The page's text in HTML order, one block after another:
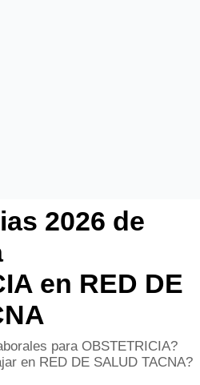
2026 de
en RED DE
para OBSTETRICIA?
en RED DE SALUD TACNA?